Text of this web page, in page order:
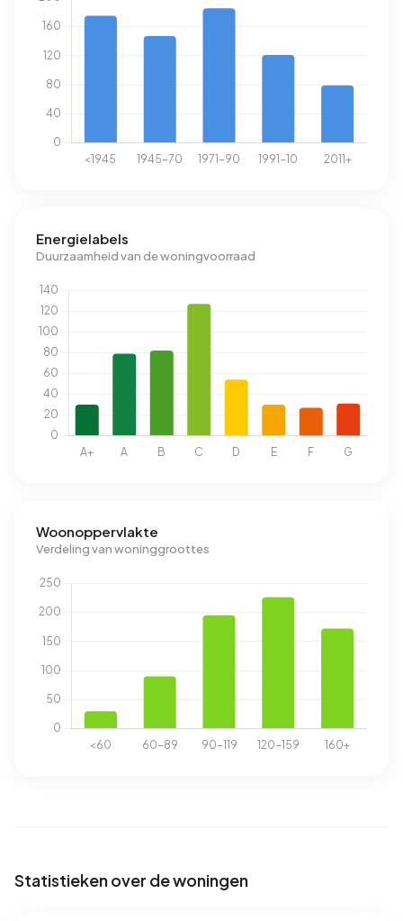
Energielabels
Duurzaamheid van de woningvoorraad
Woonoppervlakte
Verdeling van woninggroottes
Statistieken over de woningen